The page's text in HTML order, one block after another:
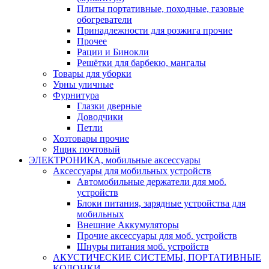
Плиты портативные, походные, газовые
обогреватели
Принадлежности для розжига прочие
Прочее
Рации и Бинокли
Решётки для барбекю, мангалы
Товары для уборки
Урны уличные
Фурнитура
Глазки дверные
Доводчики
Петли
Хозтовары прочие
Ящик почтовый
ЭЛЕКТРОНИКА, мобильные аксессуары
Аксессуары для мобильных устройств
Автомобильные держатели для моб.
устройств
Блоки питания, зарядные устройства для
мобильных
Внешние Аккумуляторы
Прочие аксессуары для моб. устройств
Шнуры питания моб. устройств
АКУСТИЧЕСКИЕ СИСТЕМЫ, ПОРТАТИВНЫЕ